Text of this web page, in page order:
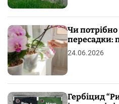
Чи
пересадки:
24.06.2026
Гербіцид